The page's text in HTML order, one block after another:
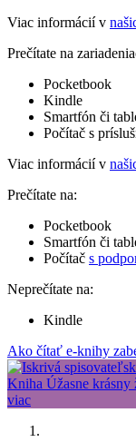
Viac informácií v
Prečítate na
Pocketbook
Kindle
Smartfón či
Počítač s
Viac informácií v
Prečítate na:
Pocketbook
Smartfón či
Počítač s
Neprečítate na:
Kindle
Ako čítať e-knihy